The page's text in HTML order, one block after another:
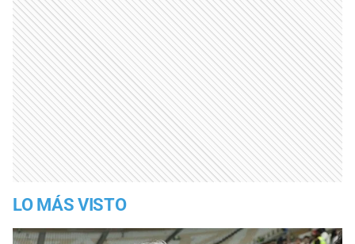
LO MÁS VISTO